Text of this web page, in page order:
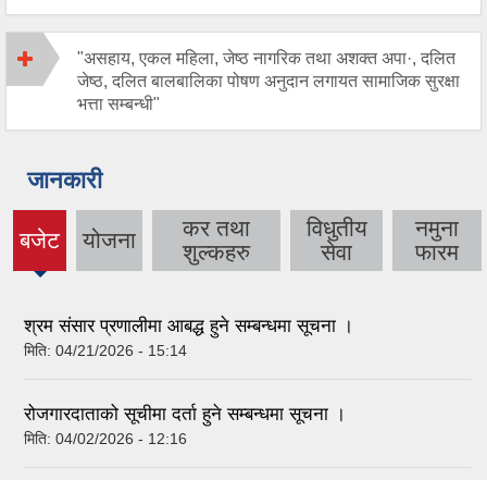
"असहाय, एकल महिला, जेष्ठ नागरिक तथा अशक्त अपा·, दलित
जेष्ठ, दलित बालबालिका पोषण अनुदान लगायत सामाजिक सुरक्षा
भत्ता सम्बन्धी"
जानकारी
बजेट
(active
tab)
योजना
कर तथा
शुल्कहरु
विधुतीय
सेवा
नमुना
फारम
श्रम संसार प्रणालीमा आबद्ध हुने सम्बन्धमा सूचना ।
मिति: 04/21/2026 - 15:14
रोजगारदाताको सूचीमा दर्ता हुने सम्बन्धमा सूचना ।
मिति: 04/02/2026 - 12:16